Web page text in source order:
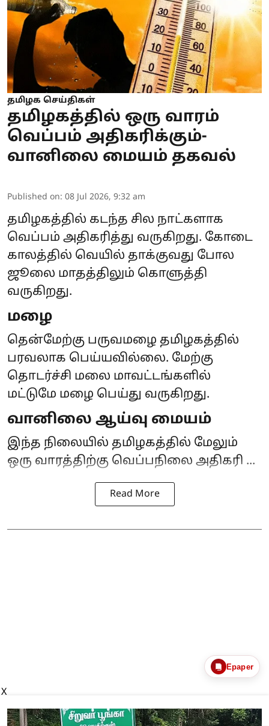
தமிழக செய்திகள்
தமிழகத்தில் ஒரு வாரம்
வெப்பம் அதிகரிக்கும்-
வானிலை மையம் தகவல்
Published on: 08 Jul 2026, 9:32 am
தமிழகத்தில் கடந்த சில நாட்களாக
வெப்பம் அதிகரித்து வருகிறது. கோடை
காலத்தில் வெயில் தாக்குவது போல
ஜூலை மாதத்திலும் கொளுத்தி
வருகிறது.
மழை
தென்மேற்கு பருவமழை தமிழகத்தில்
பரவலாக பெய்யவில்லை. மேற்கு
தொடர்ச்சி மலை மாவட்டங்களில்
மட்டுமே மழை பெய்து வருகிறது.
வானிலை ஆய்வு மையம்
இந்த நிலையில் தமிழகத்தில் மேலும்
ஒரு வாரத்திற்கு வெப்பநிலை அதிகரி ...
Read More
Epaper
X